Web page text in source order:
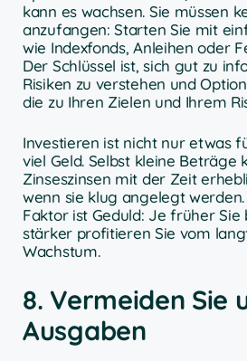
kann es wachsen. Sie müssen
anzufangen: Starten Sie mit
wie Indexfonds, Anleihen oder
Der Schlüssel ist, sich gut zu
Risiken zu verstehen und
die zu Ihren Zielen und Ihrem
Investieren ist nicht nur etwas
viel Geld. Selbst kleine Beträge
Zinseszinsen mit der Zeit
wenn sie klug angelegt
Faktor ist Geduld: Je früher Sie
stärker profitieren Sie vom
Wachstum.
8. Vermeiden Sie
Ausgaben